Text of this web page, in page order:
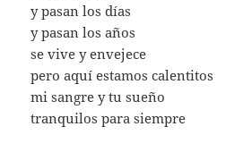
y pasan los días
y pasan los años
se vive y envejece
pero aquí estamos calentitos
mi sangre y tu sueño
tranquilos para siempre